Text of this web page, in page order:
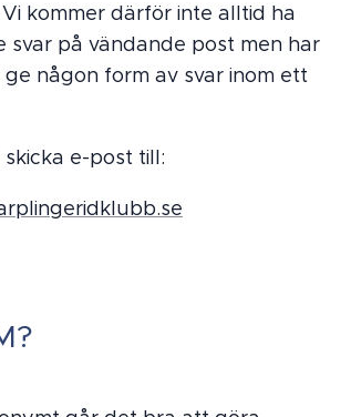
kommer därför inte alltid ha
svar på vändande post men har
någon form av svar inom ett
e-post till: